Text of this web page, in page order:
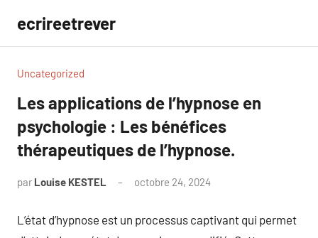
contenu
ecrireetrever
Uncategorized
Les applications de l’hypnose en
psychologie : Les bénéfices
thérapeutiques de l’hypnose.
par Louise KESTEL octobre 24, 2024
L’état d’hypnose est un processus captivant qui permet